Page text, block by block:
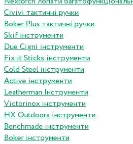
Сivivi тактичні ручки
Boker Plus тактичні ручки
Skif інструменти
Due Cigni інструменти
Fix it Sticks інструменти
Сold Steel інструменти
Active інструменти
Leatherman Інструменти
Victorinox інструменти
HX Outdoors інструменти
Benchmade інструменти
Boker інструменти